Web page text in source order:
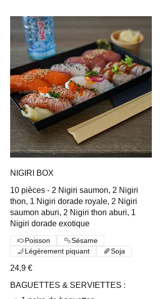
NIGIRI BOX
10 pièces - 2 Nigiri saumon, 2 Nigiri
thon, 1 Nigiri dorade royale, 2 Nigiri
saumon aburi, 2 Nigiri thon aburi, 1
Nigiri dorade exotique
24,9 €
Poisson
Sésame
Légèrement piquant
Soja
BAGUETTES & SERVIETTES :